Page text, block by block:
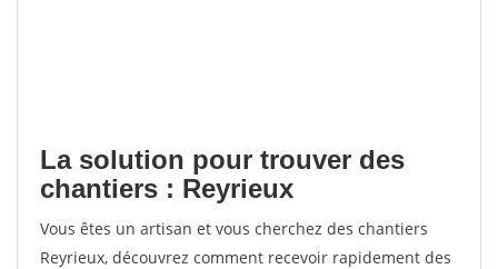
La solution pour trouver des
chantiers : Reyrieux
Vous êtes un artisan et vous cherchez des chantiers
Reyrieux, découvrez comment recevoir rapidement des